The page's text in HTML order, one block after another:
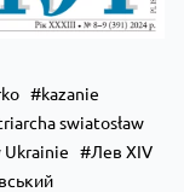
kazanie
swiatosław
Ukrainie
Лев XIV